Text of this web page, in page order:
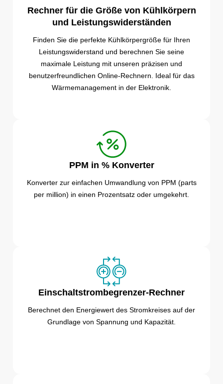
Rechner für die Größe von Kühlkörpern
und Leistungswiderständen
Finden Sie die perfekte Kühlkörpergröße für Ihren
Leistungswiderstand und berechnen Sie seine
maximale Leistung mit unseren präzisen und
benutzerfreundlichen Online-Rechnern. Ideal für das
Wärmemanagement in der Elektronik.
PPM in % Konverter
Konverter zur einfachen Umwandlung von PPM (parts
per million) in einen Prozentsatz oder umgekehrt.
Einschaltstrombegrenzer-Rechner
Berechnet den Energiewert des Stromkreises auf der
Grundlage von Spannung und Kapazität.